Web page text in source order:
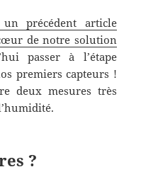
un précédent article
de notre solution
passer à l’étape
premiers capteurs !
deux mesures très
?